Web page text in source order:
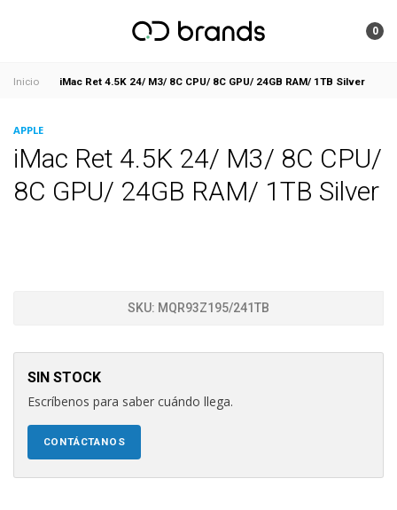
0
Inicio iMac Ret 4.5K 24/ M3/ 8C CPU/ 8C GPU/ 24GB RAM/ 1TB Silver
APPLE
iMac Ret 4.5K 24/ M3/ 8C CPU/
8C GPU/ 24GB RAM/ 1TB Silver
SKU: MQR93Z195/241TB
SIN STOCK
Escríbenos para saber cuándo llega.
CONTÁCTANOS